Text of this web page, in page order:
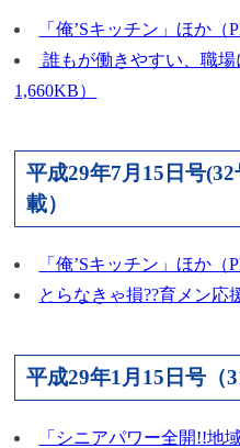
「俺’Sキッチン」ほか（
誰もが働きやすい、職場
1,660KB）
平成29年7月15日号
載）
「俺’Sキッチン」ほか（
とらなきゃ損??育メン応
平成29年1月15日号（
「シニアパワー全開!!地